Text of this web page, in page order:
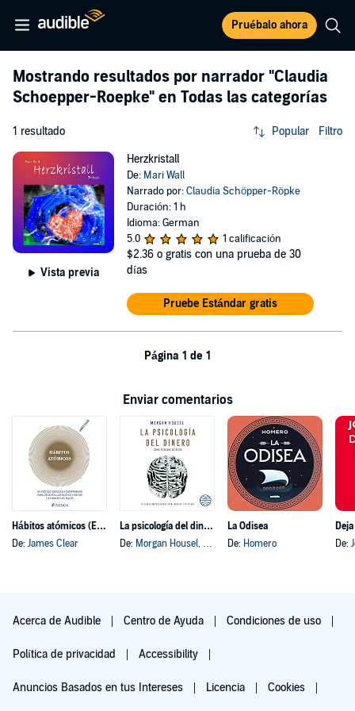
Pruébalo ahora
Mostrando resultados por narrador "Claudia
Schoepper-Roepke" en Todas las categorías
1 resultado Popular Filtro
Vista previa
Herzkristall
De: Mari Wall
Narrado por:Claudia Schöpper-Röpke
Duración: 1 h
Idioma: German
5.0
1 calificación
$2.36 o gratis con una prueba de 30
días
Pruebe Estándar gratis
Página 1 de 1
Enviar comentarios
Hábitos atómicos (Español neutro)
De: James Clear
La psicología del dinero
De: Morgan Housel, y otros
La Odisea
De: Homero
De:
Acerca de Audible Centro de Ayuda Condiciones de uso
Política de privacidad Accessibility
Anuncios Basados en tus Intereses Licencia Cookies